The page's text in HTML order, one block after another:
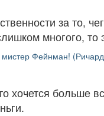
за то,
многого, то
мистер Фейнман!
хочется больше